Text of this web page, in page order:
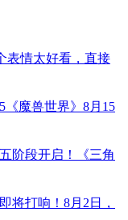
表情太好看，直接
《魔兽世界》8月15
阶段开启！《三角
将打响！8月2日，